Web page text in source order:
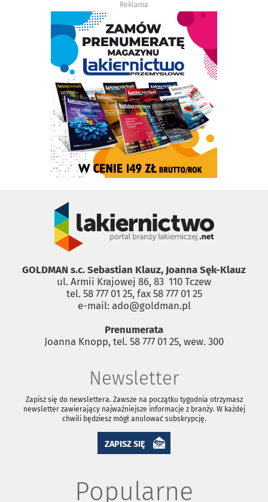
Reklama
GOLDMAN s.c. Sebastian Klauz, Joanna Sęk-Klauz
ul. Armii Krajowej 86, 83 ­ 110 Tczew
tel. 58 777 01 25, fax 58 777 01 25
e-mail: ado@goldman.pl
Prenumerata
Joanna Knopp, tel. 58 777 01 25, wew. 300
Newsletter
Zapisz się do newslettera. Zawsze na początku tygodnia otrzymasz
newsletter zawierający najważniejsze informacje z branży. W każdej
chwili będziesz mógł anulować subskrypcję.
ZAPISZ SIĘ
Popularne